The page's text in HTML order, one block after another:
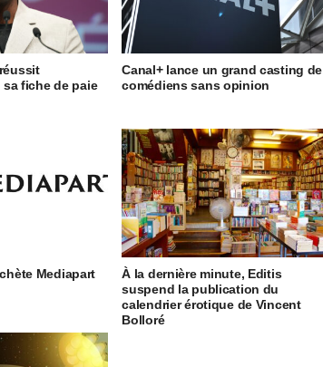
sa fiche de paie
Canal+ lance un grand casting de
comédiens sans opinion
Mediapart
À la dernière minute, Editis
suspend la publication du
calendrier érotique de Vincent
Bolloré